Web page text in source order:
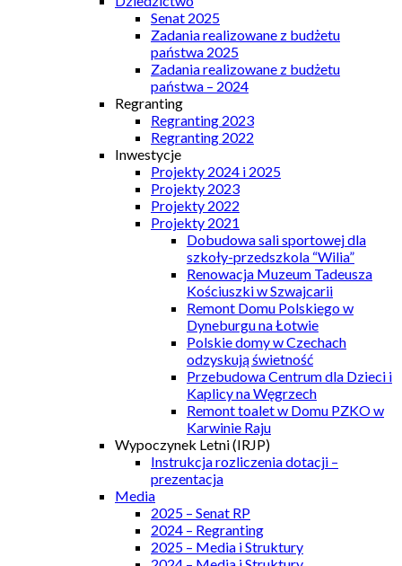
Senat 2025
Zadania realizowane z budżetu
państwa 2025
Zadania realizowane z budżetu
państwa – 2024
Regranting
Regranting 2023
Regranting 2022
Inwestycje
Projekty 2024 i 2025
Projekty 2023
Projekty 2022
Projekty 2021
Dobudowa sali sportowej dla
szkoły-przedszkola “Wilia”
Renowacja Muzeum Tadeusza
Kościuszki w Szwajcarii
Remont Domu Polskiego w
Dyneburgu na Łotwie
Polskie domy w Czechach
odzyskują świetność
Przebudowa Centrum dla Dzieci i
Kaplicy na Węgrzech
Remont toalet w Domu PZKO w
Karwinie Raju
Wypoczynek Letni (IRJP)
Instrukcja rozliczenia dotacji –
prezentacja
Media
2025 – Senat RP
2024 – Regranting
2025 – Media i Struktury